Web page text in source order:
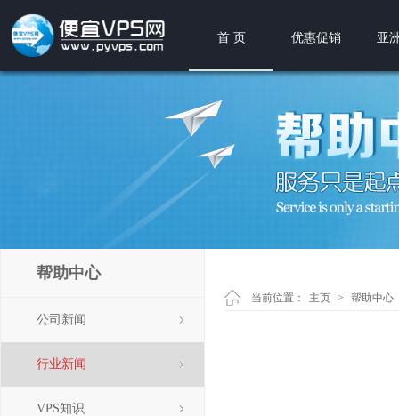
首 页 优惠促销 亚
帮助中心
公司新闻
行业新闻
VPS知识
当前位置： 主页 > 帮助中心